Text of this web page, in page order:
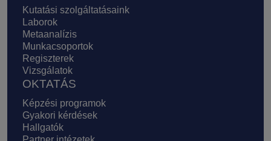
Kutatási szolgáltatásaink
Laborok
Metaanalízis
Munkacsoportok
Regiszterek
Vizsgálatok
OKTATÁS
Képzési programok
Gyakori kérdések
Hallgatók